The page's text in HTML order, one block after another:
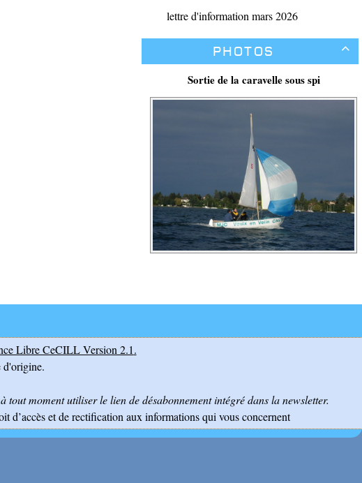
lettre d'information mars 2026

Photos
Sortie de la caravelle sous spi
Libre CeCILL Version 2.1.
d'origine.
tout moment utiliser le lien de désabonnement intégré dans la newsletter.
d’accès et de rectification aux informations qui vous concernent